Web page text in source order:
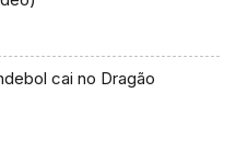
cai no Dragão